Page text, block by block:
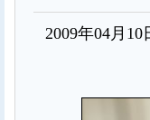
2009年04月